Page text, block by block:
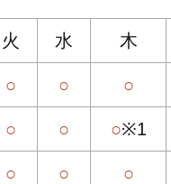
火 水 木
○ ○ ○
○ ○ ○※1
○ ○ ○